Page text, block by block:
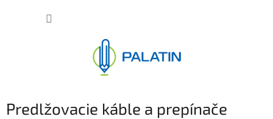
Predlžovacie káble a prepínače